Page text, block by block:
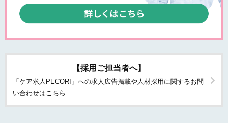
【採用ご担当者へ】
「ケア求人PECORI」への求人広告掲載や人材採用に関するお問
い合わせはこちら